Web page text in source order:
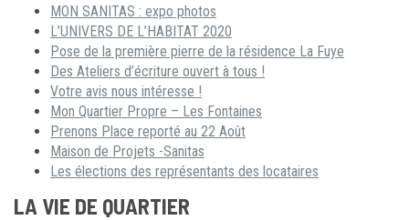
MON SANITAS : expo photos
L’UNIVERS DE L’HABITAT 2020
Pose de la première pierre de la résidence La Fuye
Des Ateliers d’écriture ouvert à tous !
Votre avis nous intéresse !
Mon Quartier Propre – Les Fontaines
Prenons Place reporté au 22 Août
Maison de Projets -Sanitas
Les élections des représentants des locataires
LA VIE DE QUARTIER